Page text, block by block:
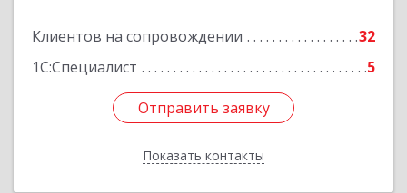
Клиентов на сопровождении
32
1С:Специалист
5
Отправить заявку
Показать контакты
Отправить заявку
Назад